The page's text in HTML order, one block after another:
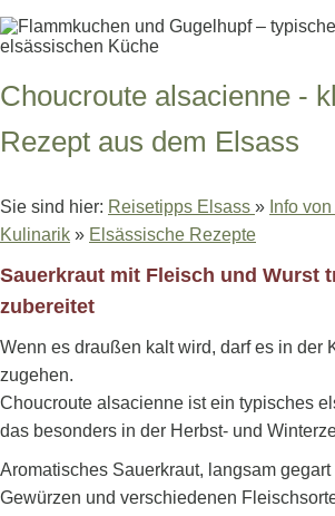
Choucroute alsacienne -
Rezept aus dem Elsass
Sie sind hier: Reisetipps Elsass » Info
Kulinarik » Elsässische Rezepte
Sauerkraut mit Fleisch und Wurst
zubereitet
Wenn es draußen kalt wird, darf es in der
zugehen.
Choucroute alsacienne ist ein typisches
das besonders in der Herbst- und
Aromatisches Sauerkraut, langsam
Gewürzen und verschiedenen